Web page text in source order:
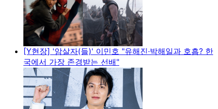
[Y현장] '암살자(들)' 이민호 "유해진·박해일과 호흡? 한
국에서 가장 존경받는 선배"